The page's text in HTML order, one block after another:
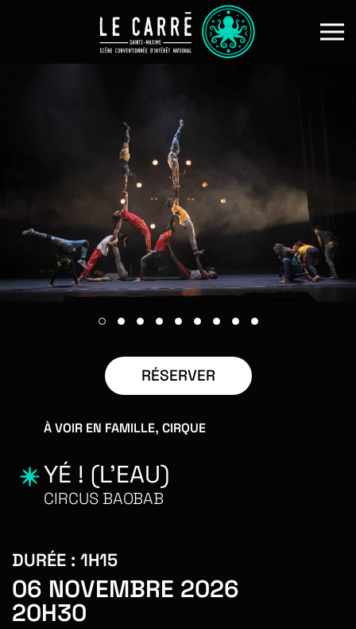
Skip to main content
À VOIR EN FAMILLE, CIRQUE
YÉ ! (L'EAU)
CIRCUS BAOBAB
RÉSERVER
DURÉE : 1H15
06 NOVEMBRE 2026
20H30